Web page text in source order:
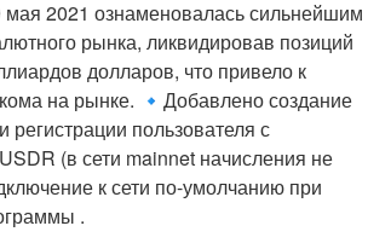
2021 ознаменовалась сильнейшим
рынка, ликвидировав позиций
долларов, что привело к
на рынке. 🔹Добавлено создание
регистрации пользователя с
(в сети mainnet начисления не
к сети по-умолчанию при
.